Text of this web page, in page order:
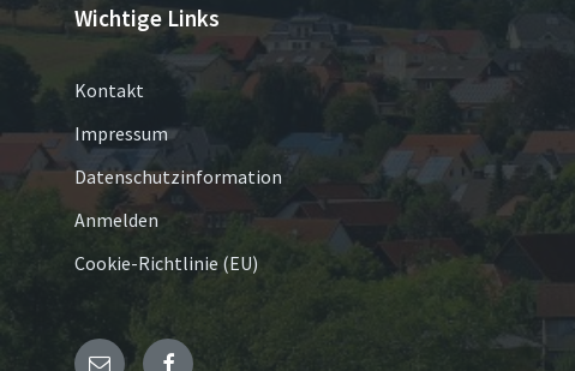
Wichtige Links
Kontakt
Impressum
Datenschutzinformation
Anmelden
Cookie-Richtlinie (EU)
E- Facebook